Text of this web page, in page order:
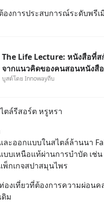
องการประสบการณ์ระดับพรี
The Life Lecture: หนังสือที่ส
จากแนวคิดของคนสอนหนังสือ
สวัสดีครับเพื่อนๆชาว
จบแล้วเกิดคำถามว่า
บูสต์โดย Innowayถีบ
ตล์รีสอร์ต หรูหรา
ละออกแบบในสไตล์ล้านนา
บเหนือแท้ผ่านการบำบัด เช่น
พ็กเกจสปาสมุนไพร
องเที่ยวที่ต้องการความผ่อนค
ม